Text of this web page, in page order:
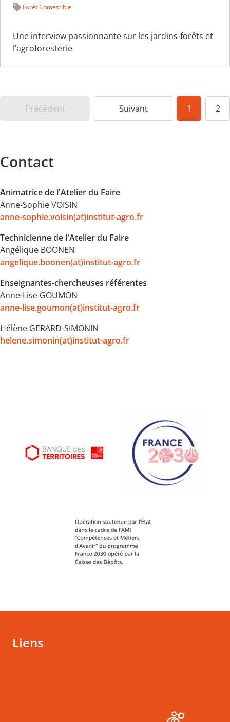
Forêt Comestible
Une interview passionnante sur les jardins-forêts et
l’agroforesterie
Précédent Suivant 1 2
Contact
Animatrice de l'Atelier du Faire
Anne-Sophie VOISIN
anne-sophie.voisin(at)institut-agro.fr
Technicienne de l'Atelier du Faire
Angélique BOONEN
angelique.boonen(at)institut-agro.fr
Enseignantes-chercheuses référentes
Anne-Lise GOUMON
anne-lise.goumon(at)institut-agro.fr
Hélène GERARD-SIMONIN
helene.simonin(at)institut-agro.fr
Liens